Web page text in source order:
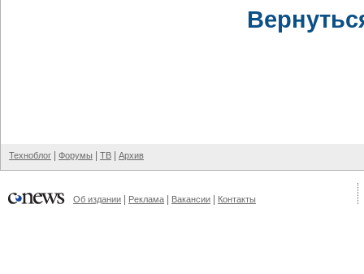
Техноблог Форумы ТВ Архив
Об издании Реклама Вакансии Контакты